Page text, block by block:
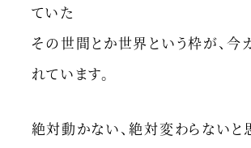
ていた
その世間とか世界という枠が、今
れています。
絶対動かない、絶対変わらないと